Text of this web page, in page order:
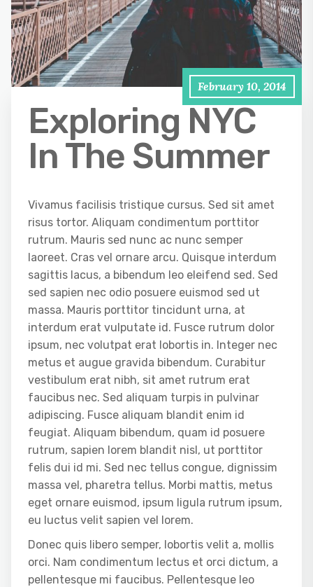
February 10, 2014
Exploring NYC
In The Summer
Vivamus facilisis tristique cursus. Sed sit amet
risus tortor. Aliquam condimentum porttitor
rutrum. Mauris sed nunc ac nunc semper
laoreet. Cras vel ornare arcu. Quisque interdum
sagittis lacus, a bibendum leo eleifend sed. Sed
sed sapien nec odio posuere euismod sed ut
massa. Mauris porttitor tincidunt urna, at
interdum erat vulputate id. Fusce rutrum dolor
ipsum, nec volutpat erat lobortis in. Integer nec
metus et augue gravida bibendum. Curabitur
vestibulum erat nibh, sit amet rutrum erat
faucibus nec. Sed aliquam turpis in pulvinar
adipiscing. Fusce aliquam blandit enim id
feugiat. Aliquam bibendum, quam id posuere
rutrum, sapien lorem blandit nisl, ut porttitor
felis dui id mi. Sed nec tellus congue, dignissim
massa vel, pharetra tellus. Morbi mattis, metus
eget ornare euismod, ipsum ligula rutrum ipsum,
eu luctus velit sapien vel lorem.
Donec quis libero semper, lobortis velit a, mollis
orci. Nam condimentum lectus et orci dictum, a
pellentesque mi faucibus. Pellentesque leo